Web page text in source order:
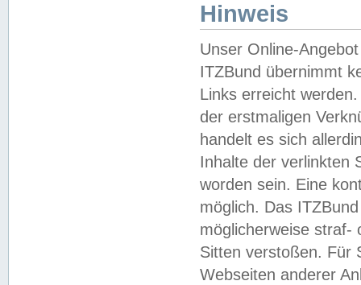
Hinweis
Unser Online-
ITZBund übernimmt
Links erreicht
der erstmaligen
handelt es sich
Inhalte der verlinkten
worden sein. Eine
möglich. Das
möglicherweise straf-
Sitten verstoßen. Für
Webseiten anderer